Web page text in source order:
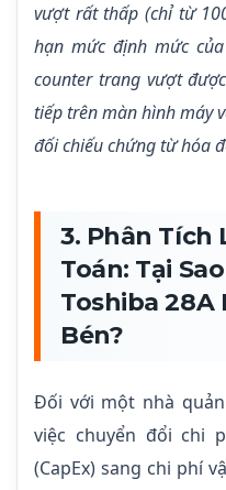
vượt rất thấp (chỉ từ
hạn mức định mức
counter trang vượt
tiếp trên màn hình máy
đối chiếu chứng từ hóa
3. Phân Tích
Toán: Tại
Toshiba 28A
Bén?
Đối với một nhà
việc chuyển đổi chi
(CapEx) sang chi phí